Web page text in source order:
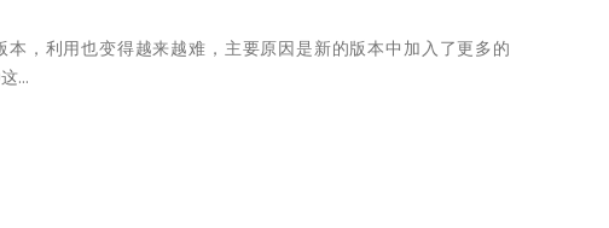
，利用也变得越来越难，主要原因是新的版本中加入了更多的
...